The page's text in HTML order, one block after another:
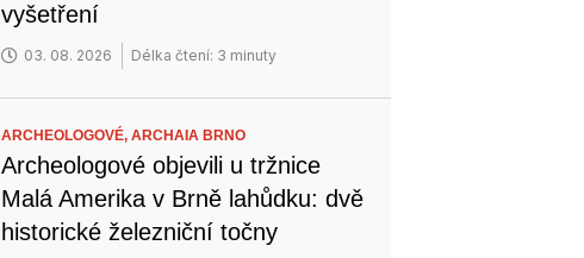
vyšetření
03. 08. 2026 Délka čtení: 3 minuty
ARCHEOLOGOVÉ,ARCHAIA BRNO
Archeologové objevili u tržnice
Malá Amerika v Brně lahůdku: dvě
historické železniční točny